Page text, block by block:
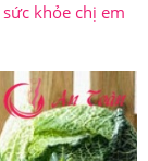
khỏe chị em